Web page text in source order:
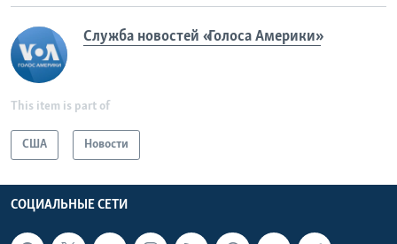
Служба новостей «Голоса Америки»
This item is part of
США Новости
СОЦИАЛЬНЫЕ СЕТИ